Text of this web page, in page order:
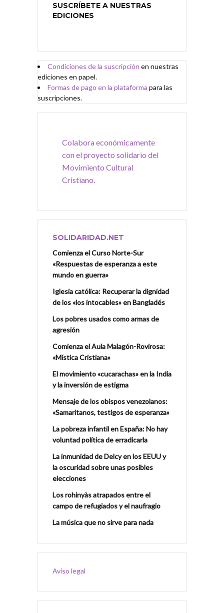
SUSCRÍBETE A NUESTRAS
EDICIONES
Condiciones dela suscripción en nuestras
ediciones en papel.
Formas de pago en la plataforma para las
suscripciones.
Colabora económicamente
con el proyecto solidario del
Movimiento Cultural
Cristiano.
SOLIDARIDAD.NET
Comienza el Curso Norte-Sur
«Respuestas de esperanza a este
mundo en guerra»
Iglesia católica: Recuperar la dignidad
de los «los intocables» en Bangladés
Los pobres usados como armas de
agresión
Comienza el Aula Malagón-Rovirosa:
«Mística Cristiana»
El movimiento «cucarachas» en la India
y la inversión de estigma
Mensaje de los obispos venezolanos:
«Samaritanos, testigos de esperanza»
La pobreza infantil en España: No hay
voluntad política de erradicarla
La inmunidad de Delcy en los EEUU y
la oscuridad sobre unas posibles
elecciones
Los rohinyàs atrapados entre el
campo de refugiados y el naufragio
La música que no sirve para nada
Aviso legal